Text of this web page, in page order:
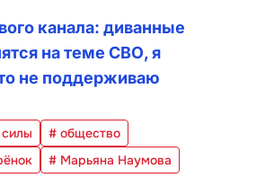
канала: диванные
на теме СВО, я
не поддерживаю
# общество
# Марьяна Наумова